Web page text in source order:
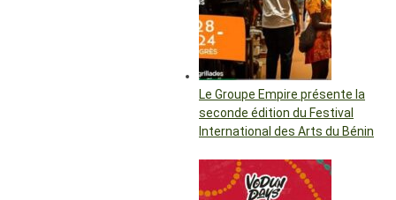
Le Groupe Empire présente la
seconde édition du Festival
International des Arts du Bénin